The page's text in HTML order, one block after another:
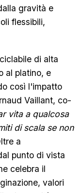
gravità e
flessibili,
di alta
al platino, e
così l'impatto
Vaillant, co-
vita a qualcosa
di scala se non
a
punto di vista
celebra il
valori